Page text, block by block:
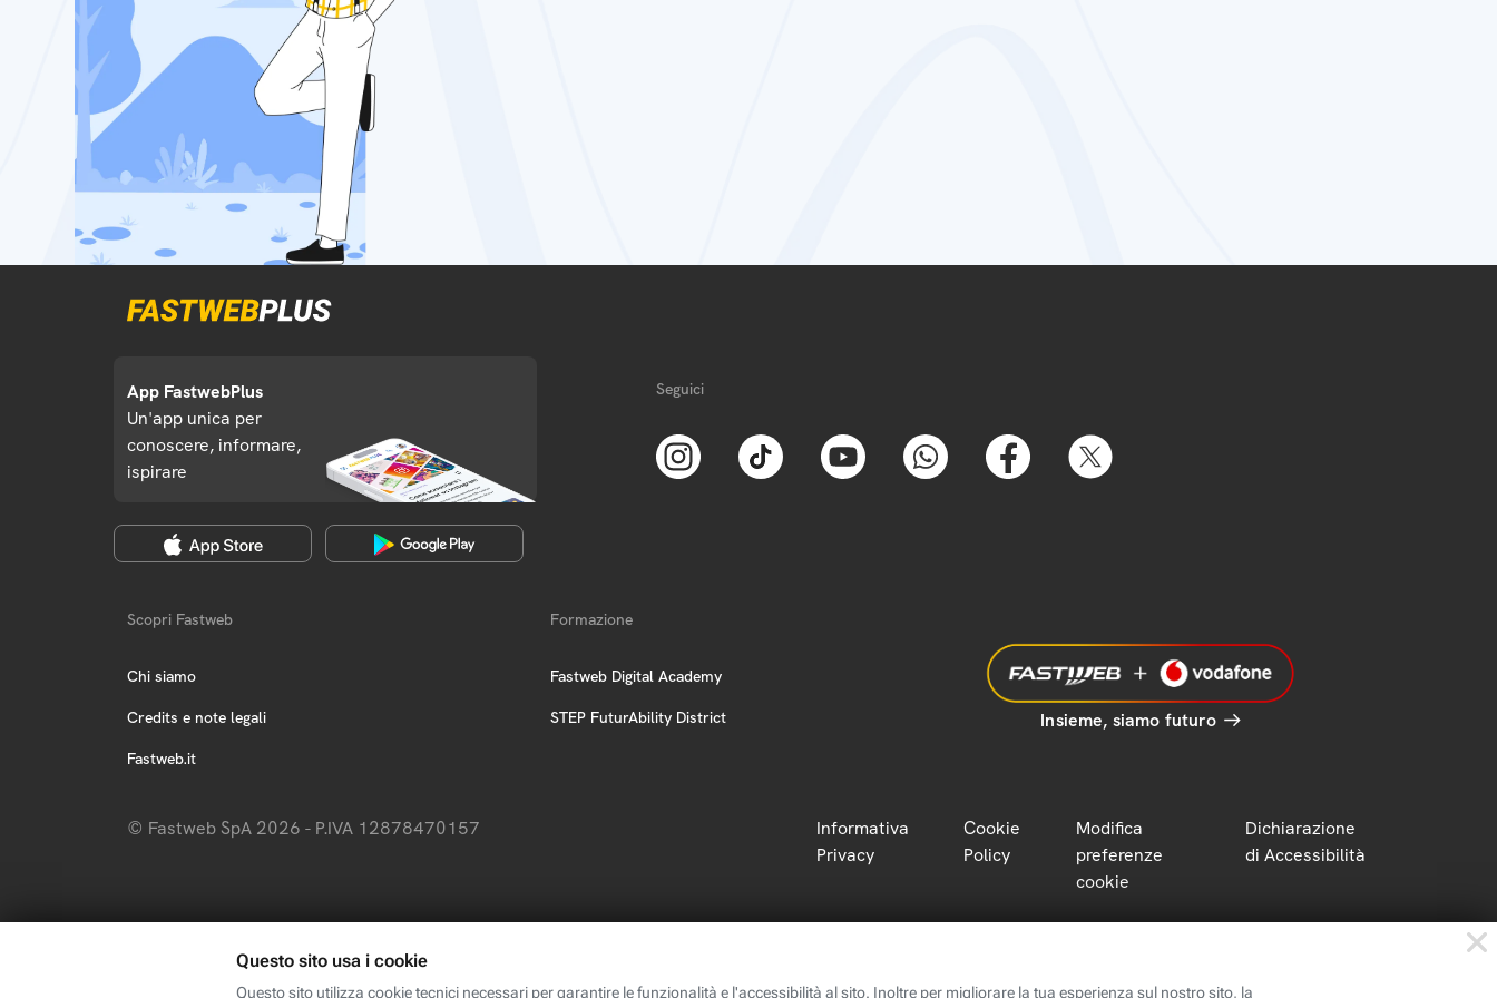
App FastwebPlus
Un'app unica per
conoscere, informare,
ispirare
Seguici
Scopri Fastweb
Chi siamo
Credits e note legali
Fastweb.it
Formazione
Fastweb Digital Academy
STEP FuturAbility District Insieme, siamo futuro
© Fastweb SpA 2026 - P.IVA 12878470157
Informativa
Privacy
Cookie
Policy
Modifica
preferenze
cookie
Dichiarazione
di Accessibilità